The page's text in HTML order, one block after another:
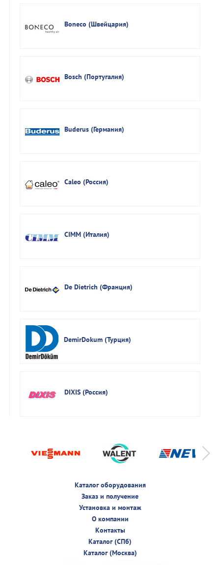
Boneco (Швейцария)
Bosch (Португалия)
Buderus (Германия)
Caleo (Россия)
CIMM (Италия)
De Dietrich (Франция)
DemirDokum (Турция)
DIXIS (Россия)
Каталог оборудования
Заказ и получение
Установка и монтаж
О компании
Контакты
Каталог (СПб)
Каталог (Москва)